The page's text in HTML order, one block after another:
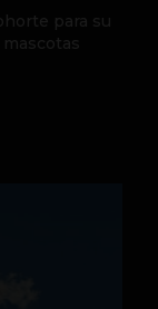
para su